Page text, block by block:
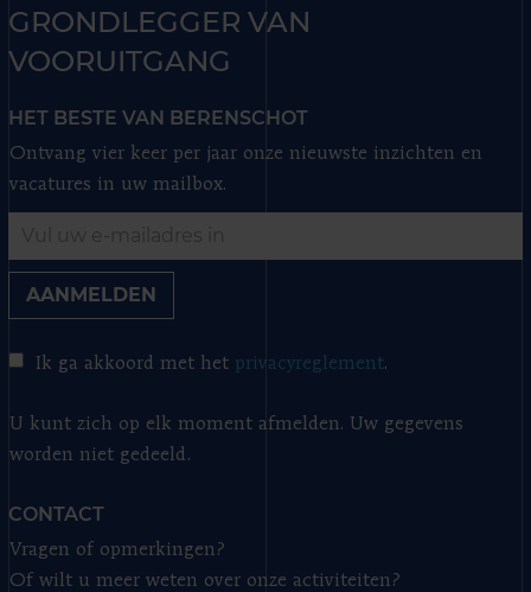
GRONDLEGGER VAN
VOORUITGANG
HET BESTE VAN BERENSCHOT
Ontvang vier keer per jaar onze nieuwste inzichten en
vacatures in uw mailbox.
AANMELDEN
Ik ga akkoord met het privacyreglement.
U kunt zich op elk moment afmelden. Uw gegevens
worden niet gedeeld.
CONTACT
Vragen of opmerkingen?
Of wilt u meer weten over onze activiteiten?